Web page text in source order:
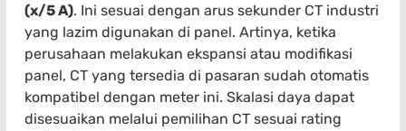
(x/5 A). Ini sesuai dengan arus sekunder CT industri
yang lazim digunakan di panel. Artinya, ketika
perusahaan melakukan ekspansi atau modifikasi
panel, CT yang tersedia di pasaran sudah otomatis
kompatibel dengan meter ini. Skalasi daya dapat
disesuaikan melalui pemilihan CT sesuai rating